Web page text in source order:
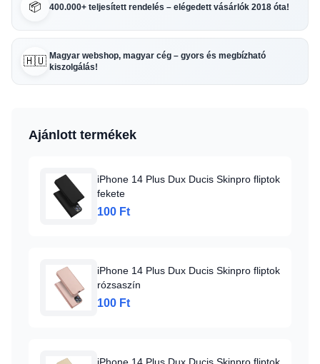
📦 400.000+ teljesített rendelés – elégedett vásárlók 2018 óta!
🇭🇺 Magyar webshop, magyar cég – gyors és megbízható
kiszolgálás!
Ajánlott termékek
iPhone 14 Plus Dux Ducis Skinpro fliptok
fekete
100 Ft
iPhone 14 Plus Dux Ducis Skinpro fliptok
rózsaszín
100 Ft